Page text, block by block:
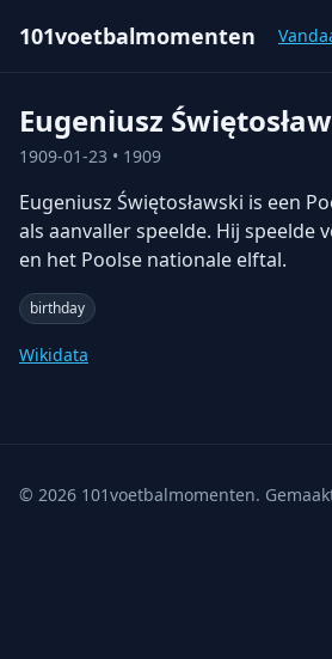
101voetbalmomenten
Eugeniusz
1909-01-23 • 1909
Eugeniusz Świętosławski is een
als aanvaller speelde. Hij speelde
en het Poolse nationale elftal.
birthday
Wikidata
© 2026 101voetbalmomenten.